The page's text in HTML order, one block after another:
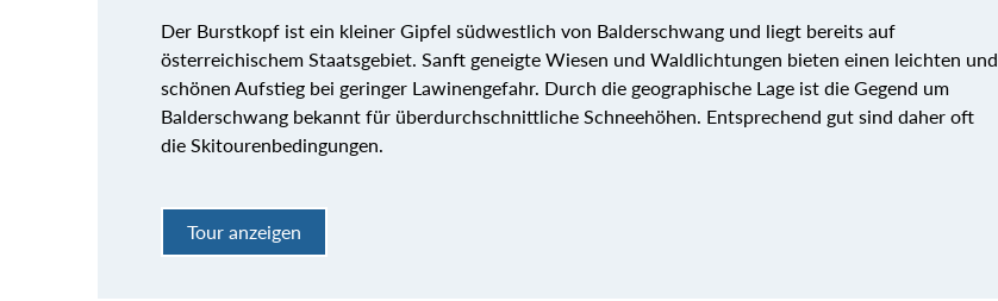
Der Burstkopf ist ein kleiner Gipfel südwestlich von Balderschwang und liegt bereits auf
österreichischem Staatsgebiet. Sanft geneigte Wiesen und Waldlichtungen bieten einen leichten und
schönen Aufstieg bei geringer Lawinengefahr. Durch die geographische Lage ist die Gegend um
Balderschwang bekannt für überdurchschnittliche Schneehöhen. Entsprechend gut sind daher oft
die Skitourenbedingungen.
Tour anzeigen